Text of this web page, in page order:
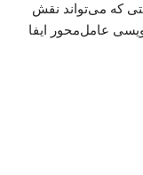
که می‌تواند نقش
عامل‌محور ایفا